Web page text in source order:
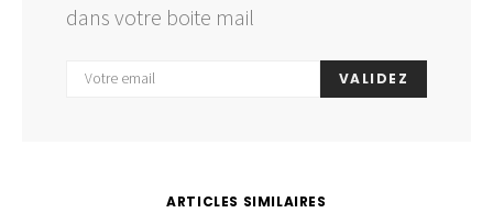
dans votre boite mail
VALIDEZ
ARTICLES SIMILAIRES